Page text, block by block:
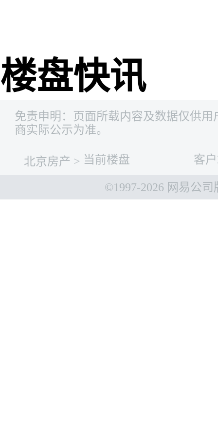
楼盘快讯
免责申明：页面所载内容及数据仅供
商实际公示为准。
北京房产 > 当前楼盘 客
©1997-2026 网易公